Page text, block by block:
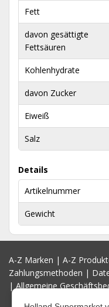
Fett
davon gesättigte
Fettsäuren
Kohlenhydrate
davon Zucker
Eiweiß
Salz
Details
Artikelnummer
Gewicht
A-Z Marken | A-Z
Zahlungsmethoden |
|Allgemeine